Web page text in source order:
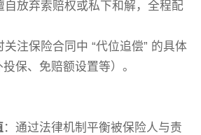
自放弃索赔权或私下和解，全程配
关注保险合同中 “代位追偿” 的具体
保、免赔额设置等）。
：通过法律机制平衡被保险人与责